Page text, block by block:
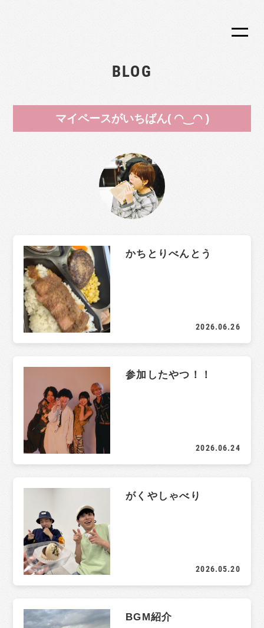
BLOG
マイペースがいちばん( ◠‿◠ )
かちとりべんとう
2026.06.26
参加したやつ！！
2026.06.24
がくやしゃべり
2026.05.20
BGM紹介